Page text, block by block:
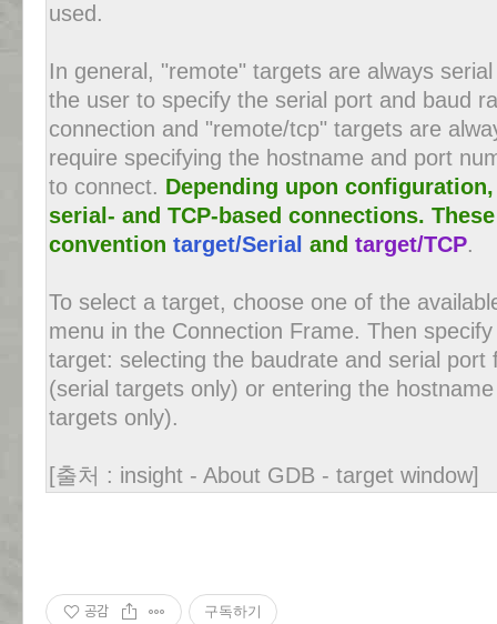
used.
In general, "remote" targets are always
the user to specify the serial port and baud
connection and "remote/tcp" targets are
require specifying the hostname and port
to connect. Depending upon
serial- and TCP-based connections.
convention target/Serial and target/TCP.
To select a target, choose one of the
menu in the Connection Frame. Then
target: selecting the baudrate and serial port
(serial targets only) or entering the
targets only).
[출처 : insight - About GDB - target window]
공감 구독하기